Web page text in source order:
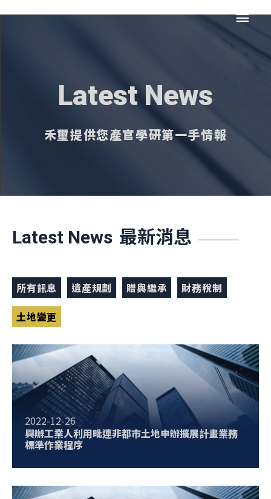
主
要
Latest News
禾璽提供您產官學研第一手情報
Latest News 最新消息
所有訊息 遺產規劃 贈與繼承 財務稅制
土地變更
2022-12-26
興辦工業人利用毗連非都市土地申辦擴展計畫業務
標準作業程序